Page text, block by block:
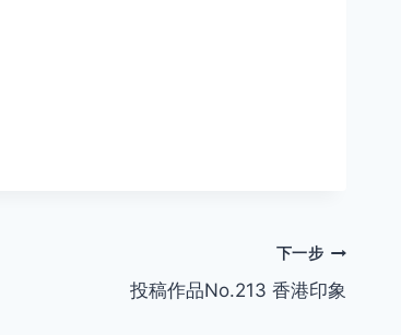
下一步
投稿作品No.213 香港印象